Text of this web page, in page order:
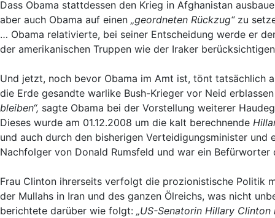
Dass Obama stattdessen den Krieg in Afghanistan
aber auch Obama auf einen „geordneten Rückzug“zu
… Obama relativierte, bei seiner Entscheidung werde er
der amerikanischen Truppen wie der Iraker
Und jetzt, noch bevor Obama im Amt ist, tönt tatsächlich
die Erde gesandte warlike Bush-Krieger vor Neid
bleiben“, sagte Obama bei der Vorstellung weiterer
Dieses wurde am 01.12.2008 um die kalt berechnende
und auch durch den bisherigen Verteidigungsminister
Nachfolger von Donald Rumsfeld und war ein Befürworter
Frau Clinton ihrerseits verfolgt die prozionistische Politik
der Mullahs in Iran und des ganzen Ölreichs, was nicht
berichtete darüber wie folgt: „US-Senatorin Hillary